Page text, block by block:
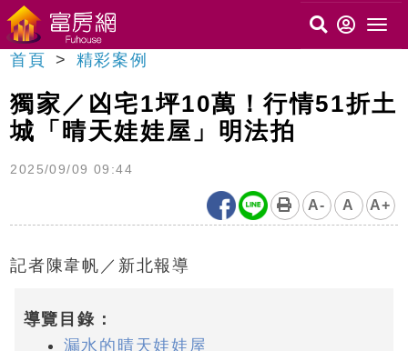
首頁 精彩案例
獨家／凶宅1坪10萬！行情51折土
城「晴天娃娃屋」明法拍
2025/09/09 09:44
A- A A+
記者陳韋帆／新北報導
導覽目錄：
漏水的晴天娃娃屋